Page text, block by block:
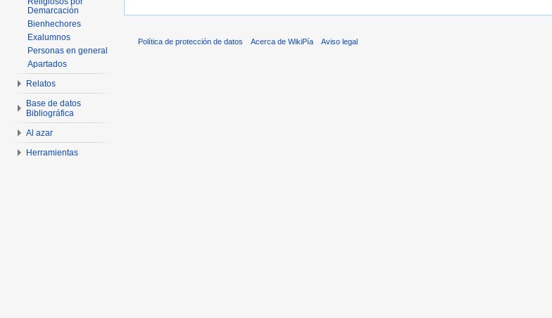
Demarcación
Bienhechores
Exalumnos
Personas en general
Apartados
Relatos
Base de datos
Bibliográfica
Al azar
Herramientas
Política de protección de datos Acerca de WikiPía Aviso legal